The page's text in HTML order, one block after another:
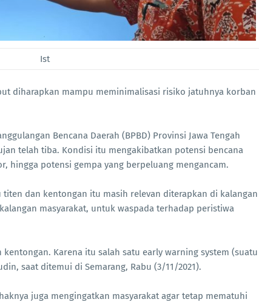
Ist
diharapkan mampu meminimalisasi risiko jatuhnya korban
Bencana Daerah (BPBD) Provinsi Jawa Tengah
telah tiba. Kondisi itu mengakibatkan potensi bencana
hingga potensi gempa yang berpeluang mengancam.
dan kentongan itu masih relevan diterapkan di kalangan
masyarakat, untuk waspada terhadap peristiwa
Karena itu salah satu early warning system (suatu
saat ditemui di Semarang, Rabu (3/11/2021).
juga mengingatkan masyarakat agar tetap mematuhi